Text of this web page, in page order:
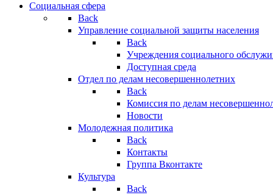
Социальная сфера
Back
Управление социальной защиты населения
Back
Учреждения социального
Доступная среда
Отдел по делам несовершеннолетних
Back
Комиссия по делам
Новости
Молодежная политика
Back
Контакты
Группа Вконтакте
Культура
Back